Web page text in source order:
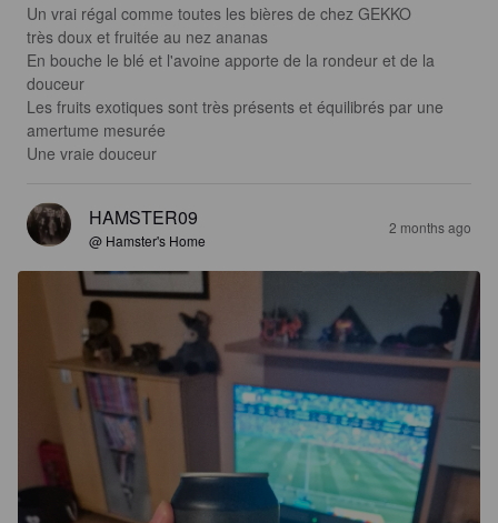
Un vrai régal comme toutes les bières de chez GEKKO
très doux et fruitée au nez ananas
En bouche le blé et l'avoine apporte de la rondeur et de la
douceur
Les fruits exotiques sont très présents et équilibrés par une
amertume mesurée
Une vraie douceur
HAMSTER09
@ Hamster's Home
2 months ago